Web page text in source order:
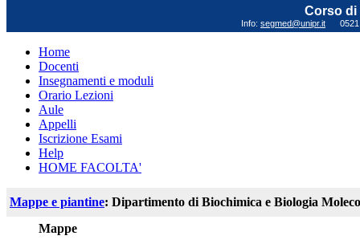
Corso di
Info: segmed@unipr.it
Home
Docenti
Insegnamenti e moduli
Orario Lezioni
Aule
Appelli
Iscrizione Esami
Help
HOME FACOLTA'
Mappe e piantine: Dipartimento di Biochimica e Biologia
Mappe